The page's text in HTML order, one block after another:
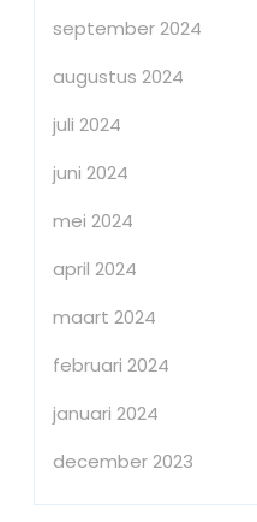
september 2024
augustus 2024
juli 2024
juni 2024
mei 2024
april 2024
maart 2024
februari 2024
januari 2024
december 2023